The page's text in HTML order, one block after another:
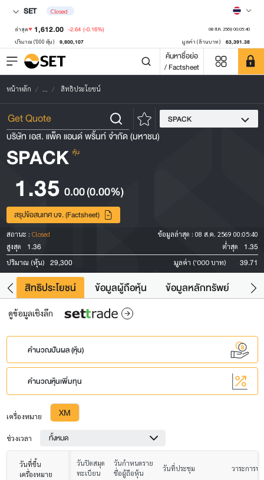
SET Closed
ล่าสุด 1,612.00 -2.64 (-0.16%) 08 ส.ค. 2569 00:05:40
ปริมาณ ('000 หุ้น) 9,800,107 มูลค่า (ล้านบาท) 63,391.38
ค้นหาชื่อย่อ
/ Factsheet
หน้าหลัก ... สิทธิประโยชน์
SPACK
บริษัท เอส. แพ็ค แอนด์ พริ้นท์ จำกัด (มหาชน)
SPACK หุ้น
1.35 0.00(0.00%)
สรุปข้อสนเทศ บจ. (Factsheet)
สถานะ : Closed ข้อมูลล่าสุด : 08 ส.ค. 2569 00:05:40
สูงสุด
1.36 ต่ำสุด 1.35
ปริมาณ (หุ้น) 29,300 มูลค่า ('000 บาท) 39.71
สิทธิประโยชน์ ข้อมูลผู้ถือหุ้น ข้อมูลหลักทรัพย์
ดูข้อมูลเชิงลึก
คำนวณปันผล (หุ้น)
คำนวณหุ้นเพิ่มทุน
เครื่องหมาย XM
ช่วงเวลา ทั้งหมด
วันที่ขึ้น
เครื่องหมาย
วันปิดสมุด
ทะเบียน
วันกำหนดราย
ชื่อผู้ถือหุ้น
วันที่ประชุม วาระการป